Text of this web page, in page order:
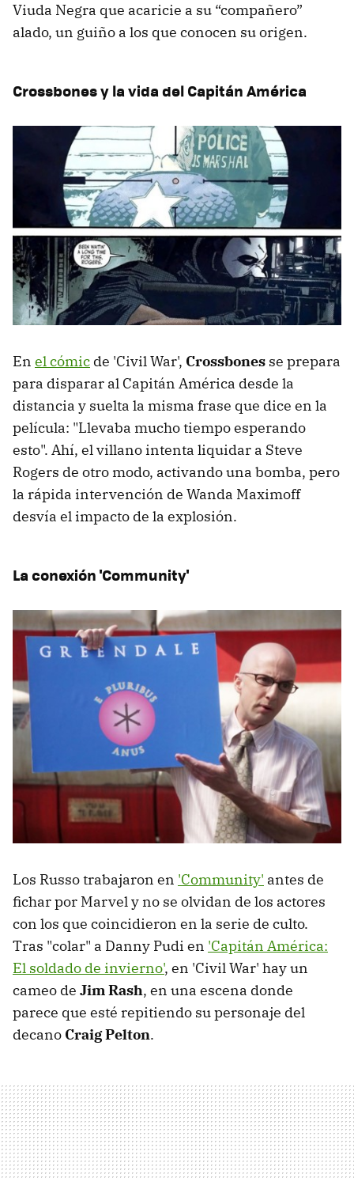
Viuda Negra que acaricie a su “compañero”
alado, un guiño a los que conocen su origen.
Crossbones y la vida del Capitán América
En el cómic de 'Civil War', Crossbones se prepara
para disparar al Capitán América desde la
distancia y suelta la misma frase que dice en la
película: "Llevaba mucho tiempo esperando
esto". Ahí, el villano intenta liquidar a Steve
Rogers de otro modo, activando una bomba, pero
la rápida intervención de Wanda Maximoff
desvía el impacto de la explosión.
La conexión 'Community'
Los Russo trabajaron en 'Community' antes de
fichar por Marvel y no se olvidan de los actores
con los que coincidieron en la serie de culto.
Tras "colar" a Danny Pudi en 'Capitán América:
El soldado de invierno', en 'Civil War' hay un
cameo de Jim Rash, en una escena donde
parece que esté repitiendo su personaje del
decano Craig Pelton.